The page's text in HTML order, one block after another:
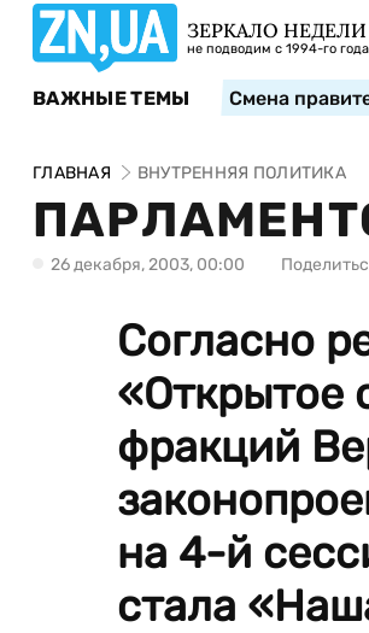
ЗЕРКАЛО НЕДЕЛИ
не подводим с 1994-го года
ВАЖНЫЕ ТЕМЫ Смена
ГЛАВНАЯ ВНУТРЕННЯЯ ПОЛИТИКА
26 декабря, 2003, 00:00
Согласно
«Открытое
фракций
на 4-й
стала